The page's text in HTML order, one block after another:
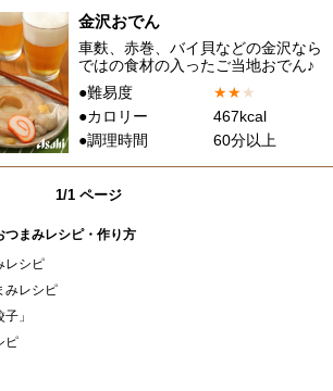
金沢おでん
車麩、赤巻、バイ貝などの金沢なら
ではの食材の入ったご当地おでん♪
●難易度
★★★
●カロリー
467kcal
●調理時間
60分以上
1/1 ページ
つまみレシピ・作り方
レシピ
みレシピ
」
ピ